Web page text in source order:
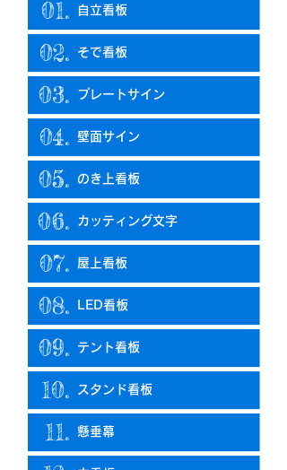
01. 自立看板
02. そで看板
03. プレートサイン
04. 壁面サイン
05. のき上看板
06. カッティング文字
07. 屋上看板
08. LED看板
09. テント看板
10. スタンド看板
11. 懸垂幕